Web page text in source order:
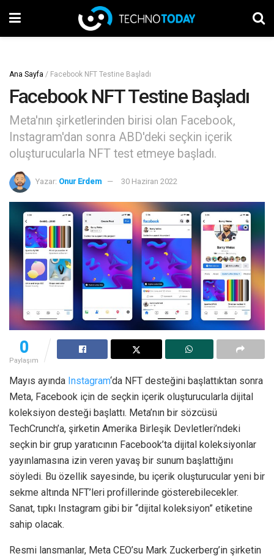
Ana Sayfa / Facebook NFT Testine Başladı
Facebook NFT Testine Başladı
Meta'nın şirketlerinden birisi olan Facebook,
Instagram'dan sonra ABD'deki seçkin içerik
oluşturucularla NFT test etmeye başladı.
Yazar: Onur Erdem 30 Haziran 2022
0
Paylaşım
Mayıs ayında Instagram‘da NFT desteğini başlattıktan sonra
Meta, Facebook için de seçkin içerik oluşturucularla dijital
koleksiyon desteği başlattı. Meta’nın bir sözcüsü
TechCrunch’a, şirketin Amerika Birleşik Devletleri’ndeki
seçkin bir grup yaratıcının Facebook’ta dijital koleksiyonlar
yayınlamasına izin veren yavaş bir sunum başlattığını
söyledi. Bu özellik sayesinde, bu içerik oluşturucular yeni bir
sekme altında NFT’leri profillerinde gösterebilecekler.
Sanat, tıpkı Instagram gibi bir “dijital koleksiyon” etiketine
sahip olacak.
Resmi lansmanlar, Meta CEO’su Mark Zuckerberg’in şirketin